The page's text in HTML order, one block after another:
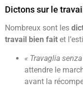
Dictons sur le
Nombreux sont les
travail bien fait et
« Travaglia
attendre le
avant la